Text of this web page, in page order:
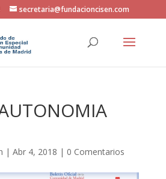
secretaria@fundacioncisen.com
| Abr 4, 2018 | 0 Comentarios